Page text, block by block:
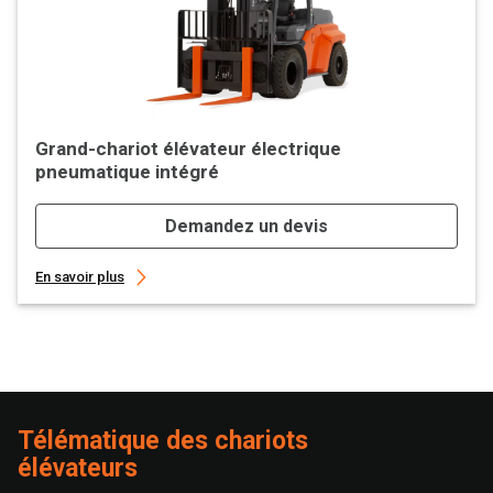
Grand-chariot élévateur électrique
pneumatique intégré
Demandez un devis
En savoir plus
Télématique des chariots
élévateurs